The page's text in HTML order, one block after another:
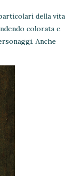
della vita
colorata e
Anche